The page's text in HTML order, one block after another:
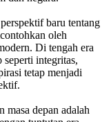
baru tentang
oleh
Di tengah era
seperti integritas,
tetap menjadi
masa depan adalah